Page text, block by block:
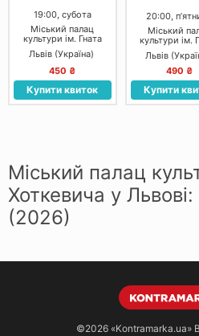
19:00, субота
Міський палац
культури ім. Гната
Хоткевича
Львів (Україна)
450 ₴
Купити квиток
20:00,
Міський
культури ім.
Хоткевича
Львів
490 ₴
Купити
Міський палац
Хоткевича у
(2026)
©2026 «Kontramarka.ua»